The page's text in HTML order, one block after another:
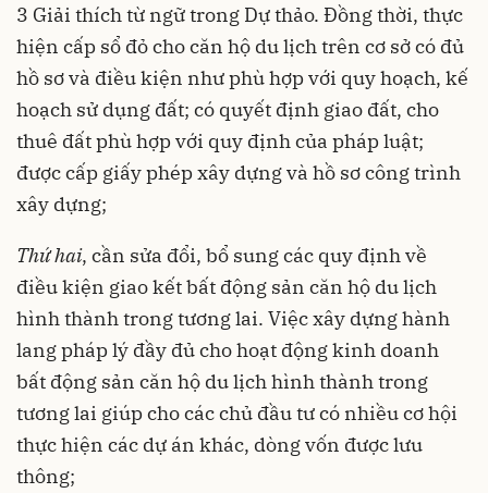
3 Giải thích từ ngữ trong Dự thảo. Đồng thời, thực
hiện cấp sổ đỏ cho căn hộ du lịch trên cơ sở có đủ
hồ sơ và điều kiện như phù hợp với quy hoạch, kế
hoạch sử dụng đất; có quyết định giao đất, cho
thuê đất phù hợp với quy định của pháp luật;
được cấp giấy phép xây dựng và hồ sơ công trình
xây dựng;
Thứ hai, cần sửa đổi, bổ sung các quy định về
điều kiện giao kết bất động sản căn hộ du lịch
hình thành trong tương lai. Việc xây dựng hành
lang pháp lý đầy đủ cho hoạt động kinh doanh
bất động sản căn hộ du lịch hình thành trong
tương lai giúp cho các chủ đầu tư có nhiều cơ hội
thực hiện các dự án khác, dòng vốn được lưu
thông;